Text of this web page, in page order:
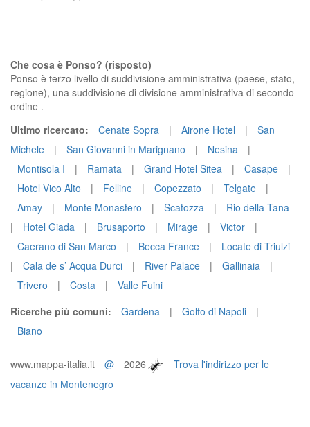
Che cosa è Ponso? (risposto)
Ponso è terzo livello di suddivisione amministrativa (paese, stato,
regione), una suddivisione di divisione amministrativa di secondo
ordine .
Ultimo ricercato:
Cenate Sopra | Airone Hotel |
San
Michele
| San Giovanni in Marignano | Nesina
|
Montisola I
| Ramata | Grand Hotel Sitea | Casape
|
Hotel Vico Alto
| Felline | Copezzato | Telgate
|
Amay
| Monte Monastero | Scatozza |
Rio della Tana
|
Hotel Giada | Brusaporto | Mirage | Victor
|
Caerano di San Marco
| Becca France |
Locate di Triulzi
|
Cala de s’ Acqua Durci | River Palace | Gallinaia
|
Trivero
| Costa |
Valle Fuini
Ricerche più comuni:
Gardena | Golfo di Napoli
|
Biano
www.mappa-italia.it @ 2026
Trova l'indirizzo per le
vacanze in Montenegro